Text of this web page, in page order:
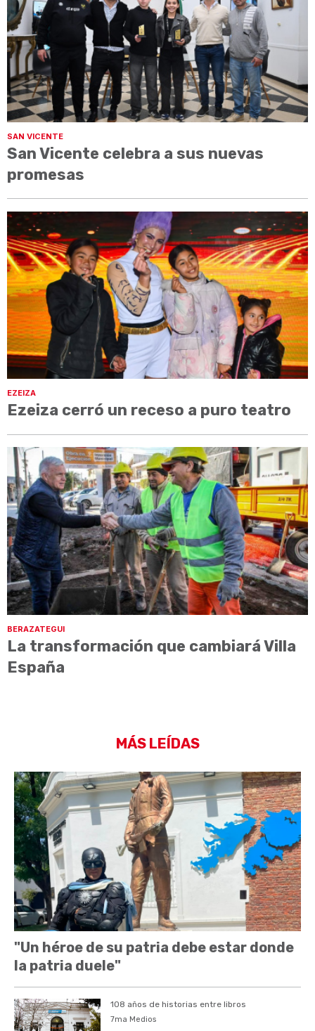
SAN VICENTE
San Vicente celebra a sus nuevas
promesas
EZEIZA
Ezeiza cerró un receso a puro teatro
BERAZATEGUI
La transformación que cambiará Villa
España
MÁS LEÍDAS
"Un héroe de su patria debe estar donde
la patria duele"
108 años de historias entre libros
7ma Medios